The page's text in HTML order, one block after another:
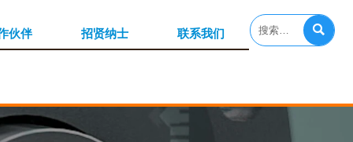
伙伴 招贤纳士 联系我们 